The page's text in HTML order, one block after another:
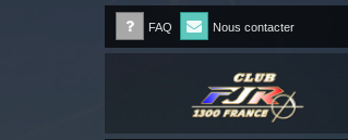
FAQ Nous contacter